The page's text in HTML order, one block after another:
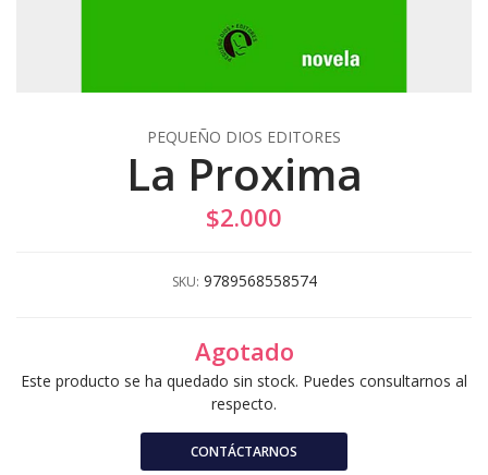
PEQUEÑO DIOS EDITORES
La Proxima
$2.000
SKU: 9789568558574
Agotado
Este producto se ha quedado sin stock. Puedes consultarnos al
respecto.
CONTÁCTARNOS